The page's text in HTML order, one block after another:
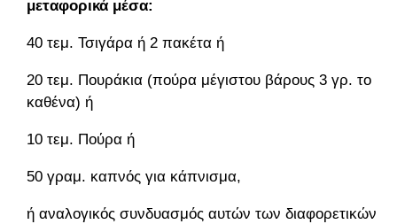
μεταφορικά μέσα:
40 τεμ. Τσιγάρα ή 2 πακέτα ή
20 τεμ. Πουράκια (πούρα μέγιστου βάρους 3 γρ. το
καθένα) ή
10 τεμ. Πούρα ή
50 γραμ. καπνός για κάπνισμα,
ή αναλογικός συνδυασμός αυτών των διαφορετικών